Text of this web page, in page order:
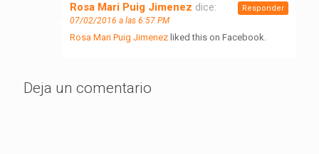
Rosa Mari Puig Jimenez dice:
07/02/2016 a las 6:57 PM
Rosa Mari Puig Jimenez liked this on Facebook.
Responder
Deja un comentario